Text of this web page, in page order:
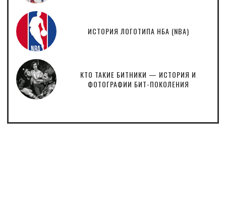
ИСТОРИЯ ЛОГОТИПА НБА (NBA)
КТО ТАКИЕ БИТНИКИ — ИСТОРИЯ И
ФОТОГРАФИИ БИТ-ПОКОЛЕНИЯ